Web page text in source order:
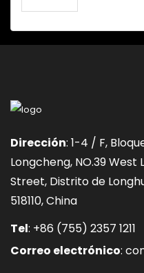
Dirección: 1-4 / F,
Longcheng, NO.39 West
Street, Distrito de
518110, China
Tel: +86 (755) 2357 1211
Correo electrónico: